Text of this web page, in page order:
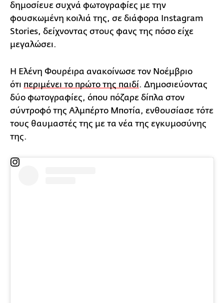
δημοσίευε συχνά φωτογραφίες με την
φουσκωμένη κοιλιά της, σε διάφορα Instagram
Stories, δείχνοντας στους φανς της πόσο είχε
μεγαλώσει.
Η Ελένη Φουρέιρα ανακοίνωσε τον Νοέμβριο
ότι περιμένει το πρώτο της παιδί. Δημοσιεύοντας
δύο φωτογραφίες, όπου πόζαρε δίπλα στον
σύντροφό της Αλμπέρτο Μποτία, ενθουσίασε τότε
τους θαυμαστές της με τα νέα της εγκυμοσύνης
της.